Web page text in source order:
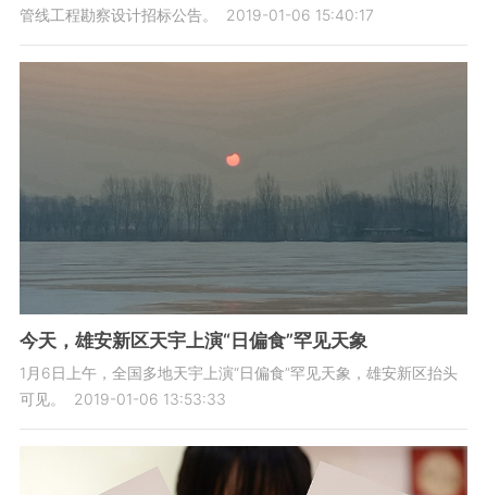
管线工程勘察设计招标公告。
2019-01-06 15:40:17
今天，雄安新区天宇上演“日偏食”罕见天象
1月6日上午，全国多地天宇上演“日偏食”罕见天象，雄安新区抬头
可见。
2019-01-06 13:53:33